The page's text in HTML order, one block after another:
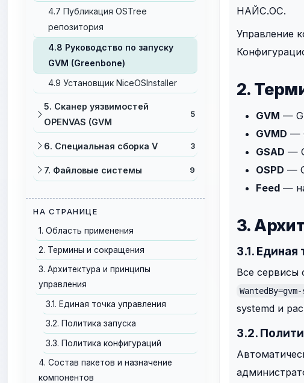
4.7 Публикация OSTree
репозитория
4.8 Руководство по запуску
GVM (Greenbone)
4.9 Установщик NiceOSInstaller
5. Сканер уязвимостей
OPENVAS (GVM
5
6. Специальная сборка V 3
7. Файловые системы 9
НА СТРАНИЦЕ
1. Область применения
2. Термины и сокращения
3. Архитектура и принципы
управления
3.1. Единая точка управления
3.2. Политика запуска
3.3. Политика конфигураций
4. Состав пакетов и назначение
компонентов
НАЙС.ОС.
Управление
2.
GVM —
GVMD —
GSAD —
OSPD —
Feed—
3.
3.1. Единая
Все сервисы
systemd и
3.2.